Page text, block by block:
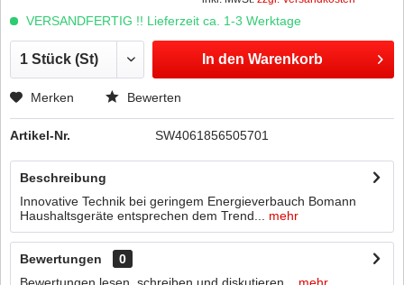
VERSANDFERTIG !! Lieferzeit ca. 1-3 Werktage
In den Warenkorb
Merken Bewerten
Artikel-Nr. SW4061856505701
Beschreibung
Innovative Technik bei geringem Energieverbauch Bomann
Haushaltsgeräte entsprechen dem Trend...
mehr
Bewertungen
0
Bewertungen lesen, schreiben und diskutieren...
mehr